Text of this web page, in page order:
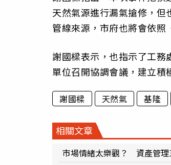
天然氣源進行漏氣搶修，
管線來源，市府也將會依照
謝國樑表示，也指示了工
單位召開協調會議，建立積
謝國樑 天然氣 基隆
相關文章
市場情緒太樂觀？ 資產管理